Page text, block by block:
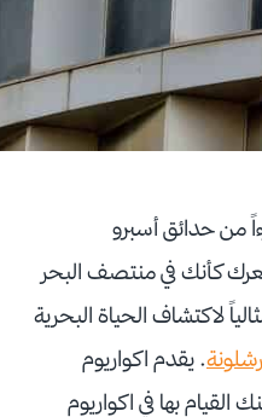
من حدائق أسبرو
كأنك في منتصف البحر
مكاناً مثالياً لاكتشاف الحياة البحرية
. يقدم اكواريوم
بها في اكواريوم